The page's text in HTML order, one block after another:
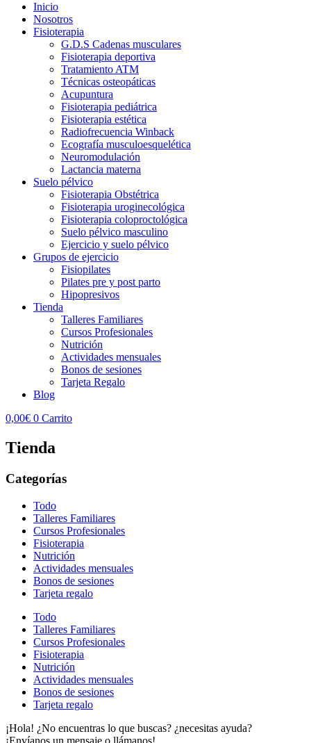
Inicio
Nosotros
Fisioterapia
G.D.S Cadenas musculares
Fisioterapia deportiva
Tratamiento ATM
Técnicas osteopáticas
Acupuntura
Fisioterapia pediátrica
Fisioterapia estética
Radiofrecuencia Winback
Ecografía musculoesquelética
Neuromodulación
Lactancia materna
Suelo pélvico
Fisioterapia Obstétrica
Fisioterapia uroginecológica
Fisioterapia coloproctológica
Suelo pélvico masculino
Ejercicio y suelo pélvico
Grupos de ejercicio
Fisiopilates
Pilates pre y post parto
Hipopresivos
Tienda
Talleres Familiares
Cursos Profesionales
Nutrición
Actividades mensuales
Bonos de sesiones
Tarjeta Regalo
Blog
0,00€ 0 Carrito
Tienda
Categorías
Todo
Talleres Familiares
Cursos Profesionales
Fisioterapia
Nutrición
Actividades mensuales
Bonos de sesiones
Tarjeta regalo
Todo
Talleres Familiares
Cursos Profesionales
Fisioterapia
Nutrición
Actividades mensuales
Bonos de sesiones
Tarjeta regalo
¡Hola! ¿No encuentras lo que buscas? ¿necesitas ayuda?
¡Envíanos un mensaje o llámanos!